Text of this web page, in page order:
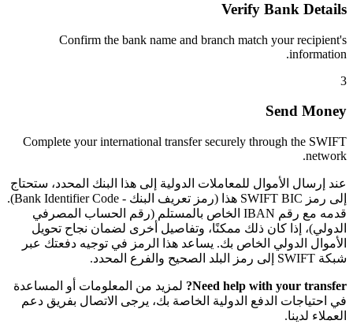
Verify Bank Details
Confirm the bank name and branch match your recipient's
information.
3
Send Money
Complete your international transfer securely through the SWIFT
network.
عند إرسال الأموال للمعاملات الدولية إلى هذا البنك المحدد، ستحتاج
إلى رمز SWIFT BIC هذا (رمز تعريف البنك - Bank Identifier Code).
قدمه مع رقم IBAN الخاص بالمستلم (رقم الحساب المصرفي
الدولي)، إذا كان ذلك ممكنًا، وتفاصيل أخرى لضمان نجاح تحويل
الأموال الدولي الخاص بك. يساعد هذا الرمز في توجيه دفعتك عبر
شبكة SWIFT إلى رمز البلد الصحيح والفرع المحدد.
Need help with your transfer?
لمزيد من المعلومات أو المساعدة
في احتياجات الدفع الدولية الخاصة بك، يرجى الاتصال بفريق دعم
العملاء لدينا.